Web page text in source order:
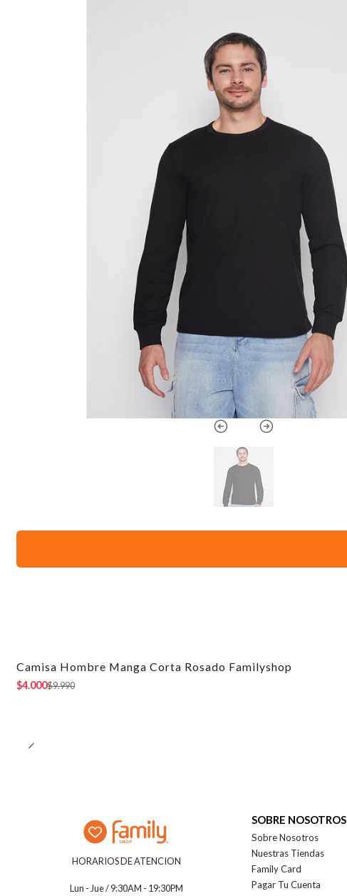
-60% OFF
Camisa Hombre Manga Corta Rosado Familyshop
$4.000$9.990
HORARIOS DE ATENCION
Lun - Jue / 9:30AM - 19:30PM
SOBRE NOSOTROS
Sobre Nosotros
Nuestras Tiendas
Family Card
Pagar Tu Cuenta